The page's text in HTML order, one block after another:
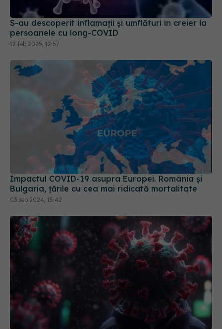
S-au descoperit inflamaţii și umflături în creier la
persoanele cu long-COVID
12 feb 2025, 12:57
Impactul COVID-19 asupra Europei. România și
Bulgaria, țările cu cea mai ridicată mortalitate
03 sep 2024, 15:42